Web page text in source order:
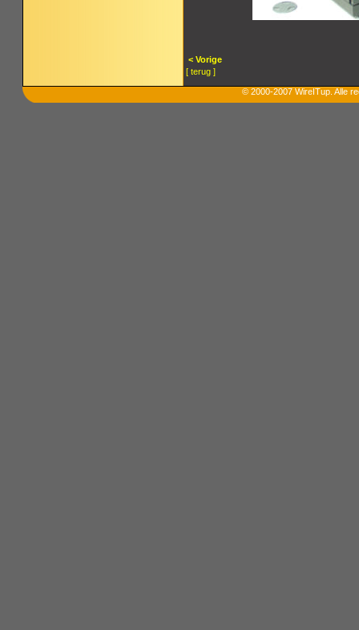
< Vorige
[ terug ]
© 2000-2007 WireITup. Alle